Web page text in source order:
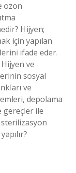
ozon
Hijyen;
için yapılan
ifade eder.
ve
sosyal
ve
depolama
gereçler ile